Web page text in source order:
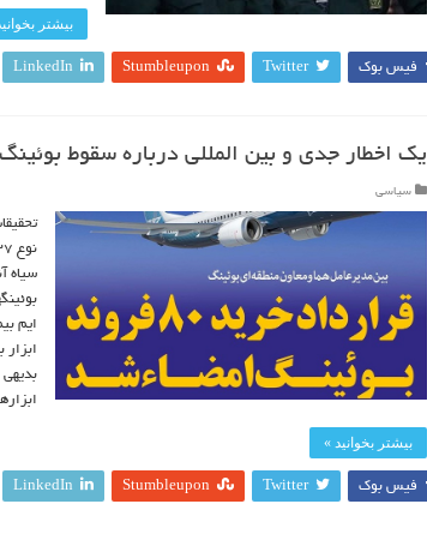
بیشتر
فیس بوک Twitter
Stumbleupon
LinkedIn
یک اخطار جدی و بین المللی درباره سقوط بوئینگ
سیاسی
سیاه
ایم
بیشتر بخوانید »
فیس بوک Twitter
Stumbleupon
LinkedIn